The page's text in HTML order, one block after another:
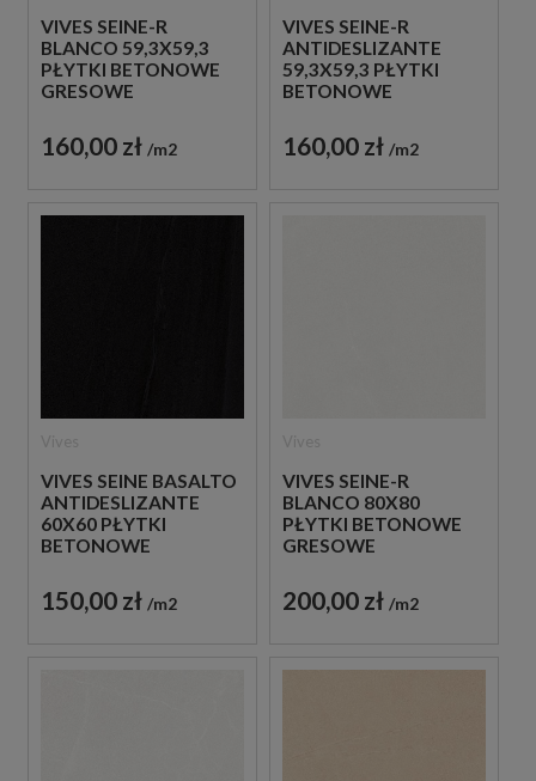
VIVES SEINE-R
BLANCO 59,3X59,3
PŁYTKI BETONOWE
GRESOWE
160,00 zł m2
VIVES SEINE-R
ANTIDESLIZANTE
59,3X59,3 PŁYTKI
BETONOWE
160,00 zł m2
VIVES SEINE BASALTO
ANTIDESLIZANTE
60X60 PŁYTKI
BETONOWE
150,00 zł m2
VIVES SEINE-R
BLANCO 80X80
PŁYTKI BETONOWE
GRESOWE
200,00 zł m2